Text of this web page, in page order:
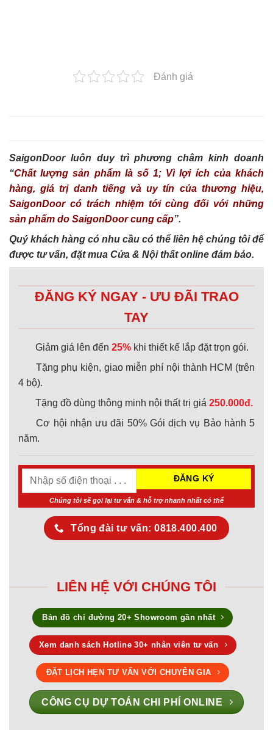
Đánh giá
SaigonDoor luôn duy trì phương châm kinh doanh
“Chất lượng sản phẩm là số 1; Vì lợi ích của khách
hàng, giá trị danh tiếng và uy tín của thương hiệu,
SaigonDoor có trách nhiệm tới cùng đối với những
sản phẩm do SaigonDoor cung cấp”.
Quý khách hàng có nhu cầu có thể liên hệ chúng tôi để
được tư vấn, đặt mua Cửa & Nội thất online đảm bảo.
ĐĂNG KÝ NGAY - ƯU ĐÃI TRAO
TAY
Giảm giá lên đến 25% khi thiết kế lắp đặt trọn gói.
Tặng phụ kiện, giao miễn phí nội thành HCM (trên
4 bộ).
Tặng đồ dùng thông minh nội thất trị giá 250.000đ.
Cơ hội nhận ưu đãi 50% Gói dịch vụ Bảo hành 5
năm.
Chúng tôi sẽ gọi lại tư vấn & hỗ trợ nhanh nhất có thể
Tổng đài tư vấn: 0818.400.400
LIÊN HỆ VỚI CHÚNG TÔI
Bản đồ chỉ đường 20+ Showroom gần nhất
Xem danh sách Hotline 30+ nhân viên tư vấn
ĐẶT LỊCH HẸN TƯ VẤN VỚI CHUYÊN GIA
CÔNG CỤ DỰ TOÁN CHI PHÍ ONLINE